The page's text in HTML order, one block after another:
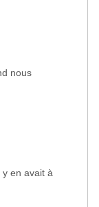
nous
y en avait à